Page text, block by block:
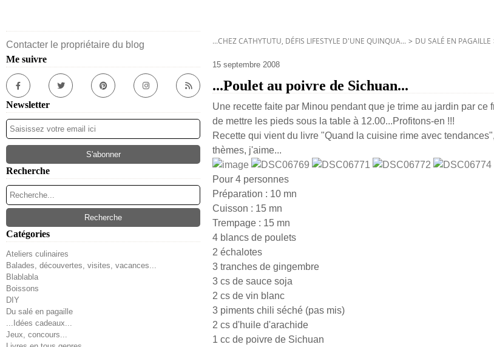
Contacter le propriétaire du blog
Me suivre
Newsletter
Recherche
Catégories
Ateliers culinaires
Balades, découvertes, visites, vacances...
Blablabla
Boissons
DIY
Du salé en pagaille
...Idées cadeaux...
Jeux, concours...
...CHEZ CATHYTUTU, DÉFIS LIFESTYLE D'UNE QUINQUA... > DU SALÉ EN PAGAILLE
15 septembre 2008
...Poulet au poivre de Sichuan...
Une recette faite par Minou pendant que je trime au jardin par ce
de mettre les pieds sous la table à 12.00...Profitons-en !!!
Recette qui vient du livre "Quand la cuisine rime avec
thèmes, j'aime...
Pour 4 personnes
Préparation : 10 mn
Cuisson : 15 mn
Trempage : 15 mn
4 blancs de poulets
2 échalotes
3 tranches de gingembre
3 cs de sauce soja
2 cs de vin blanc
3 piments chili séché (pas mis)
2 cs d'huile d'arachide
1 cc de poivre de Sichuan